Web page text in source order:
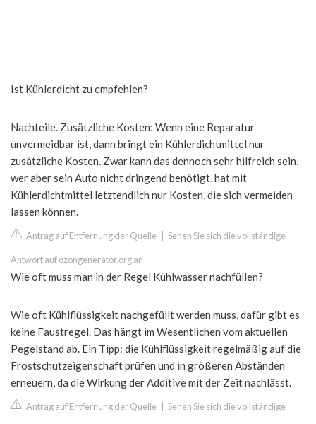
Ist Kühlerdicht zu empfehlen?
Nachteile. Zusätzliche Kosten: Wenn eine Reparatur
unvermeidbar ist, dann bringt ein Kühlerdichtmittel nur
zusätzliche Kosten. Zwar kann das dennoch sehr hilfreich sein,
wer aber sein Auto nicht dringend benötigt, hat mit
Kühlerdichtmittel letztendlich nur Kosten, die sich vermeiden
lassen können.
Antrag auf Entfernung der Quelle Sehen Sie sich die vollständige
Antwort auf ozongenerator.org an
Wie oft muss man in der Regel Kühlwasser nachfüllen?
Wie oft Kühlflüssigkeit nachgefüllt werden muss, dafür gibt es
keine Faustregel. Das hängt im Wesentlichen vom aktuellen
Pegelstand ab. Ein Tipp: die Kühlflüssigkeit regelmäßig auf die
Frostschutzeigenschaft prüfen und in größeren Abständen
erneuern, da die Wirkung der Additive mit der Zeit nachlässt.
Antrag auf Entfernung der Quelle Sehen Sie sich die vollständige